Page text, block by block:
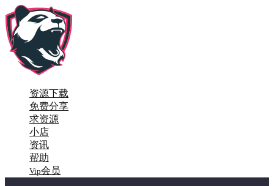
资源下载
免费分享
求资源
小店
资讯
帮助
Vip会员